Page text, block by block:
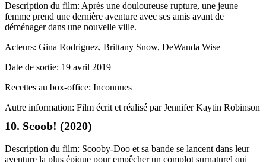
Description du film: Après une douloureuse rupture, une jeune
femme prend une dernière aventure avec ses amis avant de
déménager dans une nouvelle ville.
Acteurs: Gina Rodriguez, Brittany Snow, DeWanda Wise
Date de sortie: 19 avril 2019
Recettes au box-office: Inconnues
Autre information: Film écrit et réalisé par Jennifer Kaytin Robinson
10. Scoob! (2020)
Description du film: Scooby-Doo et sa bande se lancent dans leur
aventure la plus épique pour empêcher un complot surnaturel qui